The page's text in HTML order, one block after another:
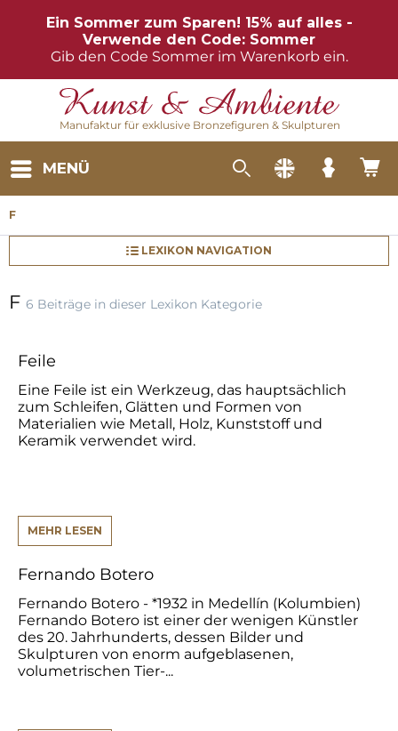
Ein Sommer zum Sparen! 15% auf alles -
Verwende den Code: Sommer
Gib den Code Sommer im Warenkorb ein.
Manufaktur für exklusive Bronzefiguren & Skulpturen
MENÜ
F
LEXIKON NAVIGATION
F 6 Beiträge in dieser Lexikon Kategorie
Feile
Eine Feile ist ein Werkzeug, das hauptsächlich
zum Schleifen, Glätten und Formen von
Materialien wie Metall, Holz, Kunststoff und
Keramik verwendet wird.
MEHR LESEN
Fernando Botero
Fernando Botero - *1932 in Medellín (Kolumbien)
Fernando Botero ist einer der wenigen Künstler
des 20. Jahrhunderts, dessen Bilder und
Skulpturen von enorm aufgeblasenen,
volumetrischen Tier-...